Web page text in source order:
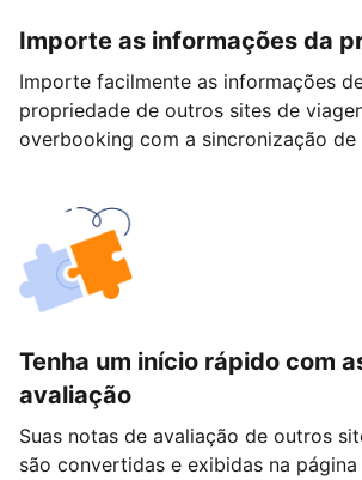
Importe as informações da
Importe facilmente as informações
propriedade de outros sites de
overbooking com a sincronização de
Tenha um início rápido com
avaliação
Suas notas de avaliação de outros
são convertidas e exibidas na página